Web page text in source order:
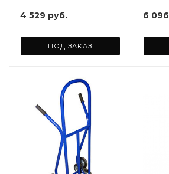
4 529 руб.
ПОД ЗАКАЗ
6 096